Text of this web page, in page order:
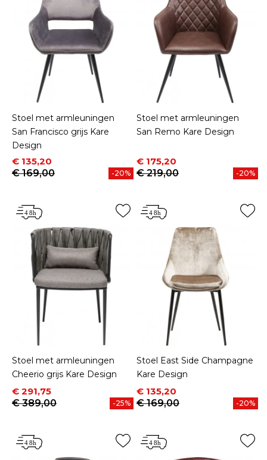
Stoel met armleuningen
San Francisco grijs Kare
Design
Prijs
€ 135,20
Normale prijs
€ 169,00
-20%
Stoel met armleuningen
San Remo Kare Design
Prijs
€ 175,20
Normale prijs
€ 219,00
-20%
Stoel met armleuningen
Cheerio grijs Kare Design
Prijs
€ 291,75
Normale prijs
€ 389,00
-25%
Stoel East Side Champagne
Kare Design
Prijs
€ 135,20
Normale prijs
€ 169,00
-20%